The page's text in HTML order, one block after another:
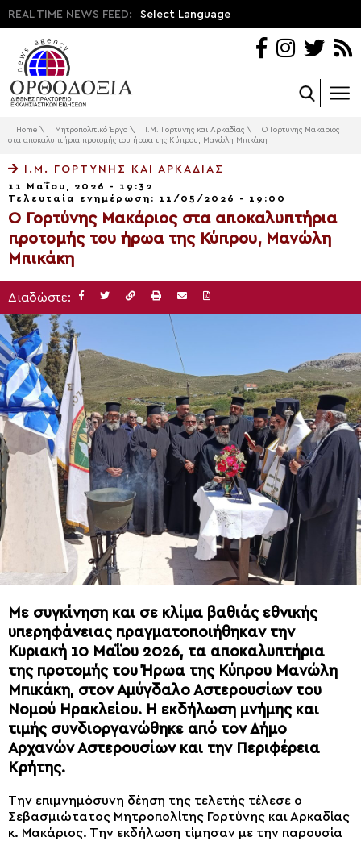
REAL TIME NEWS FEED: Select Language
Home \ Μητροπολιτικό Έργο \ Ι.Μ. Γoρτύνης και Αρκαδίας \
Ο Γορτύνης Μακάριος
στα αποκαλυπτήρια προτομής του ήρωα της Κύπρου, Μανώλη Μπικάκη
Ι.Μ. ΓOΡΤΎΝΗΣ ΚΑΙ ΑΡΚΑΔΊΑΣ
11 Μαΐου, 2026 - 19:32
Τελευταία ενημέρωση: 11/05/2026 - 19:00
Ο Γορτύνης Μακάριος στα αποκαλυπτήρια
προτομής του ήρωα της Κύπρου, Μανώλη
Μπικάκη
Διαδώστε:
Με συγκίνηση και σε κλίμα βαθιάς εθνικής
υπερηφάνειας πραγματοποιήθηκαν την
Κυριακή 10 Μαΐου 2026, τα αποκαλυπτήρια
της προτομής του Ήρωα της Κύπρου Μανώλη
Μπικάκη, στον Αμύγδαλο Αστερουσίων του
Νομού Ηρακλείου. Η εκδήλωση μνήμης και
τιμής συνδιοργανώθηκε από τον Δήμο
Αρχανών Αστερουσίων και την Περιφέρεια
Κρήτης.
Την επιμνημόσυνη δέηση της τελετής τέλεσε ο
Σεβασμιώτατος Μητροπολίτης Γορτύνης και Αρκαδίας
κ. Μακάριος. Την εκδήλωση τίμησαν με την παρουσία